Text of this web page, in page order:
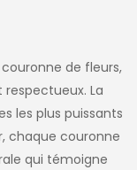
de fleurs,
La
les plus puissants
chaque couronne
qui témoigne